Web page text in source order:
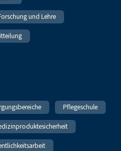
und Lehre
Pflegeschule